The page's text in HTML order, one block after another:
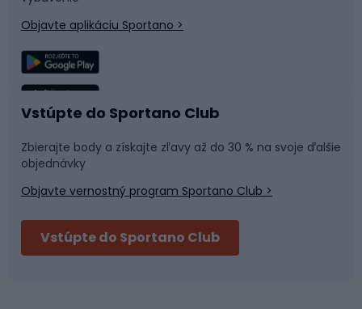
nielenže poskytujú tepelný komfort, ale aj účinne
odvádzajú prebytočnú vlhkosť von.
Rybolov
Športová medicína
Bushcraft
Bikepacking
Plávanie
Tímové športy
Fitness a posilňovňa
Cyklistické prilby
Objavte aplikáciu Sportano >
Vstúpte do Sportano Club
Zbierajte body a získajte zľavy až do 30 % na svoje ďalšie
objednávky
Objavte vernostný program Sportano Club >
Vstúpte do Sportano Club